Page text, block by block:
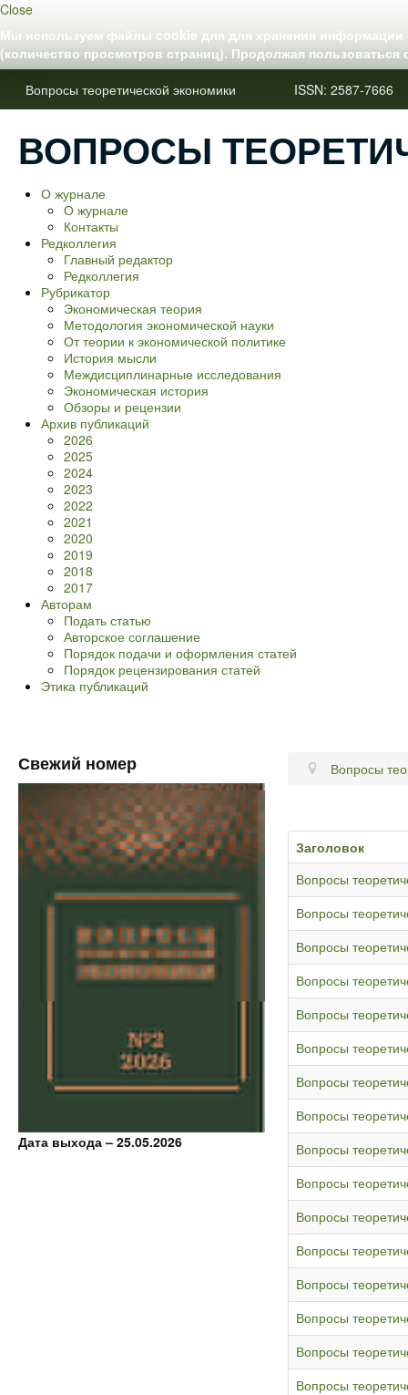
Close
Мы используем файлы cookie для для хранения информации
(количество просмотров страниц). Продолжая
Вопросы теоретической экономики ISSN: 2587-7666
ВОПРОСЫ
О журнале
О журнале
Контакты
Редколлегия
Главный редактор
Редколлегия
Рубрикатор
Экономическая теория
Методология экономической науки
От теории к экономической политике
История мысли
Междисциплинарные исследования
Экономическая история
Обзоры и рецензии
Архив публикаций
2026
2025
2024
2023
2022
2021
2020
2019
2018
2017
Авторам
Подать статью
Авторское соглашение
Порядок подачи и оформления статей
Порядок рецензирования статей
Этика публикаций
Свежий номер
Дата выхода – 25.05.2026
Вопросы
Заголовок
Вопросы
Вопросы
Вопросы
Вопросы
Вопросы
Вопросы
Вопросы
Вопросы
Вопросы
Вопросы
Вопросы
Вопросы
Вопросы
Вопросы
Вопросы
Вопросы